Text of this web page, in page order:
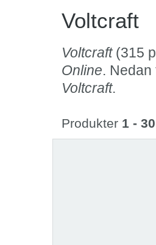
Voltcraft
Voltcraft(315
Online.
Voltcraft.
Produkter 1 - 30